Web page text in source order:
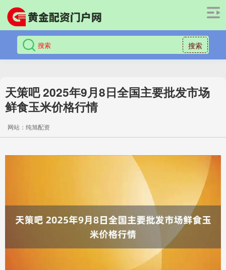
搜索
天策吧 2025年9月8日全国主要批发市场
鲜食玉米价格行情
网站：纯旭配资